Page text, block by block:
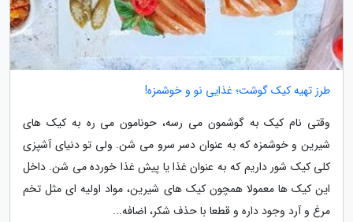
طرز تهیه کیک گوشت؛ غذایی نو و خوشمزه!
وقتی نام کیک به گوشمون می رسه، حونامون می ره به کیک های
شیرین و خوشمزه که به عنوان دسر سرو می شن. ولی تو دنیای آشپزی
کلی کیک شور داریم که به عنوان غذا یا پیش غذا خورده می شن. داخل
این کیک ها معمولا همچون کیک های شیرین، مواد اولیه ای مثل تخم
مرغ و آرد وجود داره و قطعا با حذف شکر، اضافه...